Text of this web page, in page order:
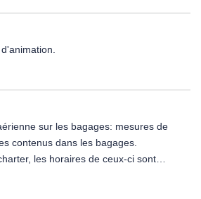
fax, photocopieurs.
sur les bagages: mesures de
contenus dans les bagages
les horaires de ceux-ci sont
précédant le départ. Les vols